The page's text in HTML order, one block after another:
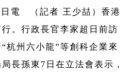
日電 （記者 王少喆）香港
。行政長官李家超日前訪
杭州六小龍”等創科企業來
長孫東7日在立法會表示，